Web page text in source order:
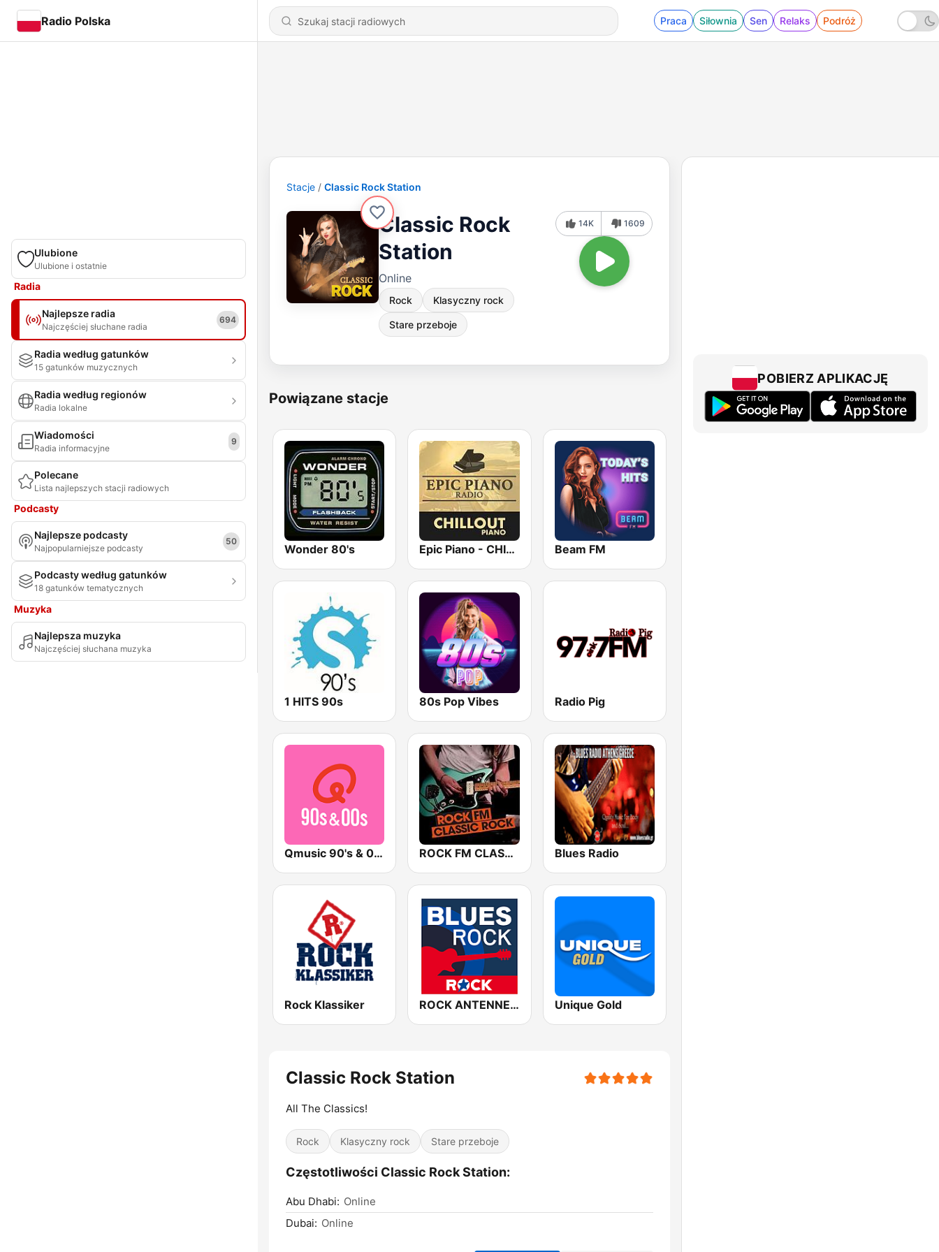
Radio Polska Praca Siłownia Sen Relaks Podróż
Ulubione
Ulubione i ostatnie
Radia
Najlepsze radia
Najczęściej słuchane radia
694
Radia według gatunków
15 gatunków muzycznych
Radia według regionów
Radia lokalne
Wiadomości
Radia informacyjne
9
Polecane
Lista najlepszych stacji radiowych
Podcasty
Najlepsze podcasty
Najpopularniejsze podcasty
50
Podcasty według gatunków
18 gatunków tematycznych
Muzyka
Najlepsza muzyka
Najczęściej słuchana muzyka
Stacje Classic Rock Station
Classic Rock
Station
Online
Rock Klasyczny rock
Stare przeboje
14K 1609
Powiązane stacje
Wonder 80's Epic Piano - CHILLOUT PIANO Beam FM
1 HITS 90s 80s Pop Vibes Radio Pig
Qmusic 90's & 00's ROCK FM CLASSIC ROCK Blues Radio
Rock Klassiker ROCK ANTENNE Blues Rock Unique Gold
Classic Rock Station
All The Classics!
Rock Klasyczny rock Stare przeboje
Częstotliwości Classic Rock Station:
Abu Dhabi: Online
Dubai: Online
POBIERZ APLIKACJĘ